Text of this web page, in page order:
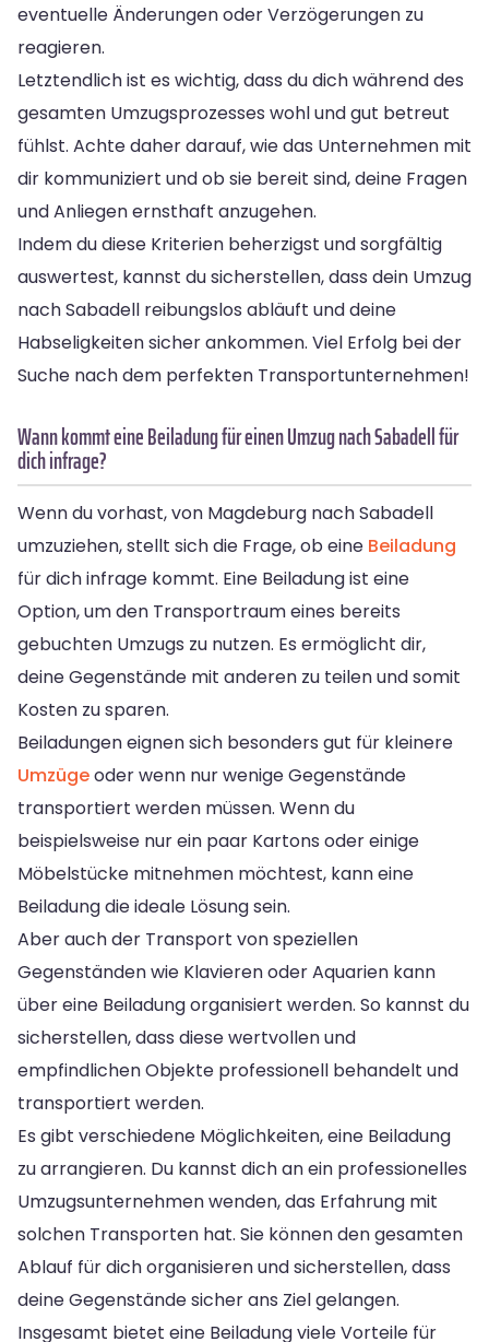
eventuelle Änderungen oder Verzögerungen zu
reagieren.
Letztendlich ist es wichtig, dass du dich während des
gesamten Umzugsprozesses wohl und gut betreut
fühlst. Achte daher darauf, wie das Unternehmen mit
dir kommuniziert und ob sie bereit sind, deine Fragen
und Anliegen ernsthaft anzugehen.
Indem du diese Kriterien beherzigst und sorgfältig
auswertest, kannst du sicherstellen, dass dein Umzug
nach Sabadell reibungslos abläuft und deine
Habseligkeiten sicher ankommen. Viel Erfolg bei der
Suche nach dem perfekten Transportunternehmen!
Wann kommt eine Beiladung für einen Umzug nach Sabadell für
dich infrage?
Wenn du vorhast, von Magdeburg nach Sabadell
umzuziehen, stellt sich die Frage, ob eine Beiladung
für dich infrage kommt. Eine Beiladung ist eine
Option, um den Transportraum eines bereits
gebuchten Umzugs zu nutzen. Es ermöglicht dir,
deine Gegenstände mit anderen zu teilen und somit
Kosten zu sparen.
Beiladungen eignen sich besonders gut für kleinere
Umzügeoder wenn nur wenige Gegenstände
transportiert werden müssen. Wenn du
beispielsweise nur ein paar Kartons oder einige
Möbelstücke mitnehmen möchtest, kann eine
Beiladung die ideale Lösung sein.
Aber auch der Transport von speziellen
Gegenständen wie Klavieren oder Aquarien kann
über eine Beiladung organisiert werden. So kannst du
sicherstellen, dass diese wertvollen und
empfindlichen Objekte professionell behandelt und
transportiert werden.
Es gibt verschiedene Möglichkeiten, eine Beiladung
zu arrangieren. Du kannst dich an ein professionelles
Umzugsunternehmen wenden, das Erfahrung mit
solchen Transporten hat. Sie können den gesamten
Ablauf für dich organisieren und sicherstellen, dass
deine Gegenstände sicher ans Ziel gelangen.
Insgesamt bietet eine Beiladung viele Vorteile für